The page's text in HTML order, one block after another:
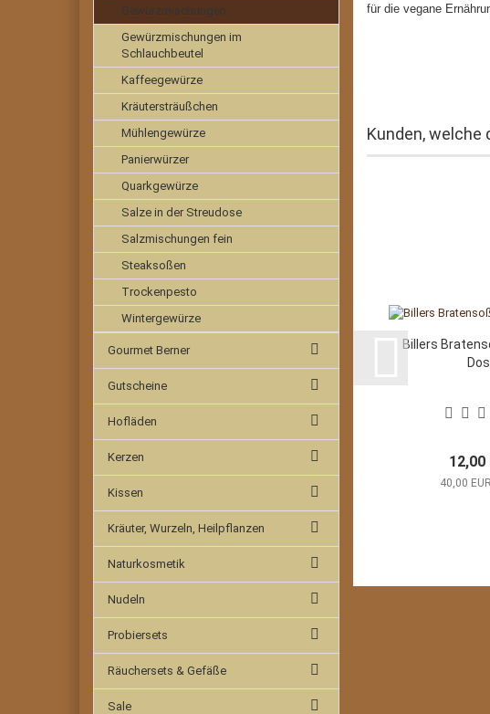
für die vegane
Kunden,
Billers
12,00
40,00
Gewürzmischungen
Gewürzmischungen im
Schlauchbeutel
Kaffeegewürze
Kräutersträußchen
Mühlengewürze
Panierwürzer
Quarkgewürze
Salze in der Streudose
Salzmischungen fein
Steaksoßen
Trockenpesto
Wintergewürze
Gourmet Berner
Gutscheine
Hofläden
Kerzen
Kissen
Kräuter, Wurzeln, Heilpflanzen
Naturkosmetik
Nudeln
Probiersets
Räuchersets & Gefäße
Sale